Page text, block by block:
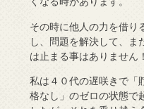
その時に他人の力を借り
し、問題を解決して、ま
は止まる事はありません！
私は４０代の遅咲きで「
格なし」のゼロの状態で